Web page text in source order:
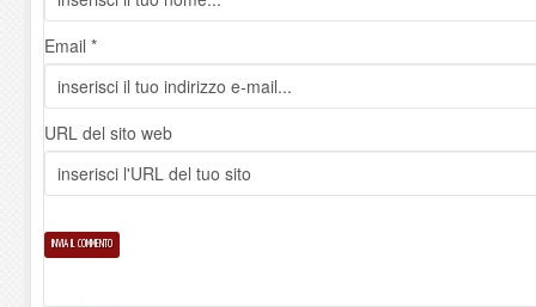
Email *
URL del sito web